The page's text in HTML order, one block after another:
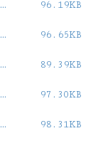
96.19KB
96.65KB
89.39KB
97.30KB
98.31KB